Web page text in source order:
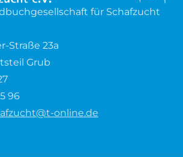
für Schafzucht
Straße 23a
Grub
96
online.de